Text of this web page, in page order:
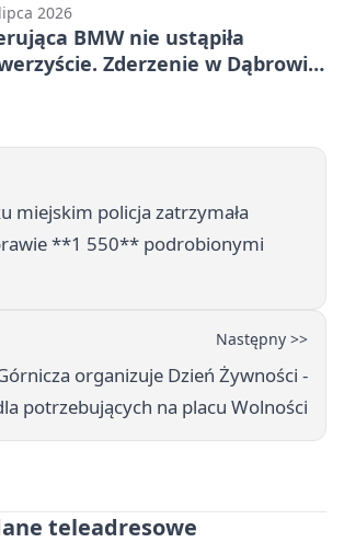
2026
BMW nie ustąpiła
Zderzenie w Dąbrowie
miejskim policja zatrzymała
**1 550** podrobionymi
Następny >>
organizuje Dzień Żywności -
potrzebujących na placu Wolności
teleadresowe